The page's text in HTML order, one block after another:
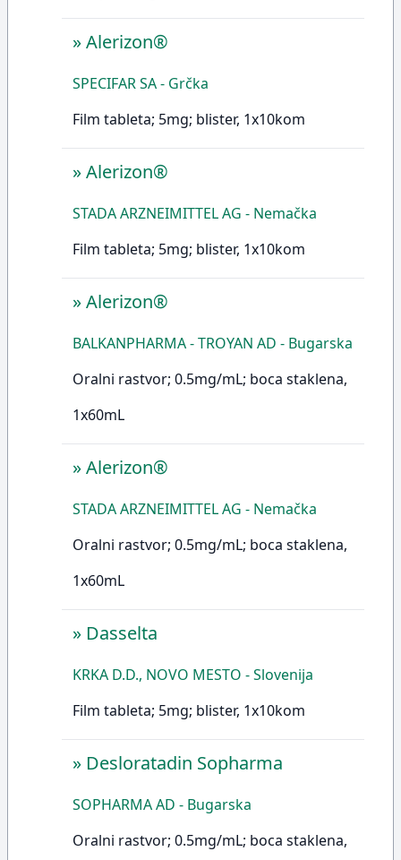
»Alerizon®
SPECIFAR SA - Grčka
Film tableta; 5mg; blister, 1x10kom
»Alerizon®
STADA ARZNEIMITTEL AG - Nemačka
Film tableta; 5mg; blister, 1x10kom
»Alerizon®
BALKANPHARMA - TROYAN AD - Bugarska
Oralni rastvor; 0.5mg/mL; boca staklena,
1x60mL
»Alerizon®
STADA ARZNEIMITTEL AG - Nemačka
Oralni rastvor; 0.5mg/mL; boca staklena,
1x60mL
» Dasselta
KRKA D.D., NOVO MESTO - Slovenija
Film tableta; 5mg; blister, 1x10kom
» Desloratadin Sopharma
SOPHARMA AD - Bugarska
Oralni rastvor; 0.5mg/mL; boca staklena,